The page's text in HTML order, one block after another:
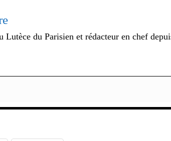
Lutèce du Parisien et rédacteur en chef